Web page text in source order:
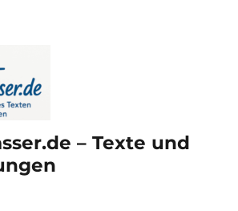
– Texte und